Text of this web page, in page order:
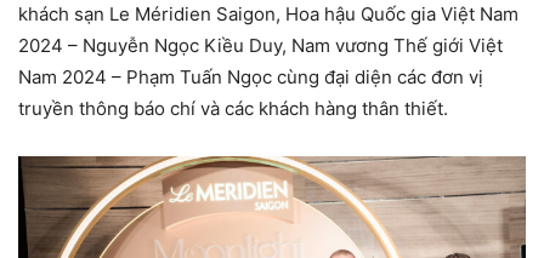
khách sạn Le Méridien Saigon, Hoa hậu Quốc gia Việt Nam
2024 – Nguyễn Ngọc Kiều Duy, Nam vương Thế giới Việt
Nam 2024 – Phạm Tuấn Ngọc cùng đại diện các đơn vị
truyền thông báo chí và các khách hàng thân thiết.